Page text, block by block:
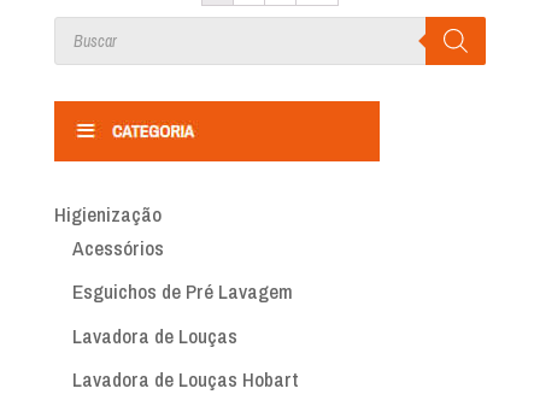
Products
search
Higienização
Acessórios
Esguichos de Pré Lavagem
Lavadora de Louças
Lavadora de Louças Hobart